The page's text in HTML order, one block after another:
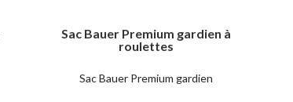
Sac Bauer Premium gardien à
roulettes
Sac Bauer Premium gardien